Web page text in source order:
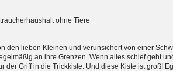
ohne Tiere
den lieben Kleinen und verunsichert von einer
an ihre Grenzen. Wenn alles schief geht
Griff in die Trickkiste. Und diese Kiste ist groß!